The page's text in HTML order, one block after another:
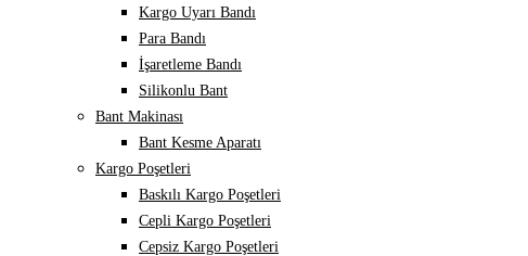
Kargo Uyarı Bandı
Para Bandı
İşaretleme Bandı
Silikonlu Bant
Bant Makinası
Bant Kesme Aparatı
Kargo Poşetleri
Baskılı Kargo Poşetleri
Cepli Kargo Poşetleri
Cepsiz Kargo Poşetleri